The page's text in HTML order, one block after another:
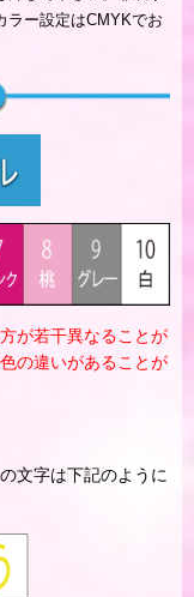
ラー設定はCMYKでお
が若干異なることが
の違いがあることが
文字は下記のように